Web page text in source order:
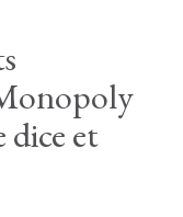
dice et